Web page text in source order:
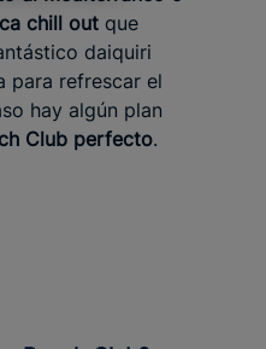
chill out que
daiquiri
para refrescar el
hay algún plan
Club perfecto.